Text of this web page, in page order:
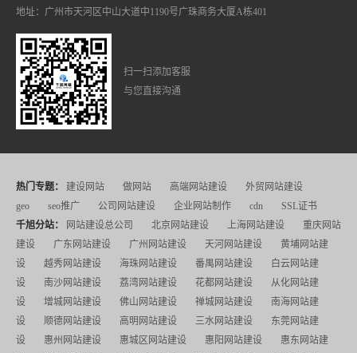
地址：广州市天河区中山大道中1190号广珠商务大厦A栋401
扫一扫添加客服
与您直接沟通
热门专题： 建设网站 做网站 高端网站建设
外贸网站建设
geo
seo推广 公司网站建设 企业网站制作 cdn
SSL证书
千旭分站：
网站建设总公司 北京网站建设 上海网站建设
重庆网站
建设
广东网站建设 广州网站建设 天河网站建设
黄埔网站建
设
越秀网站建设 海珠网站建设 番禺网站建设
白云网站建
设
南沙网站建设 荔湾网站建设 花都网站建设
从化网站建
设
增城网站建设 佛山网站建设 禅城网站建设
南海网站建
设
顺德网站建设 高明网站建设 三水网站建设
东莞网站建
设
惠州网站建设 惠城区网站建设 惠阳网站建设
惠东网站建